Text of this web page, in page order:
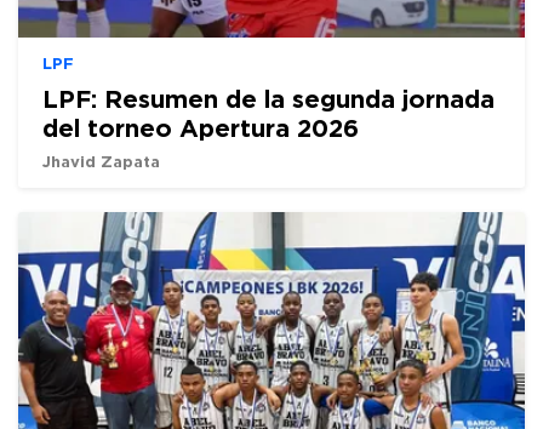
LPF
LPF: Resumen de la segunda jornada
del torneo Apertura 2026
Jhavid Zapata